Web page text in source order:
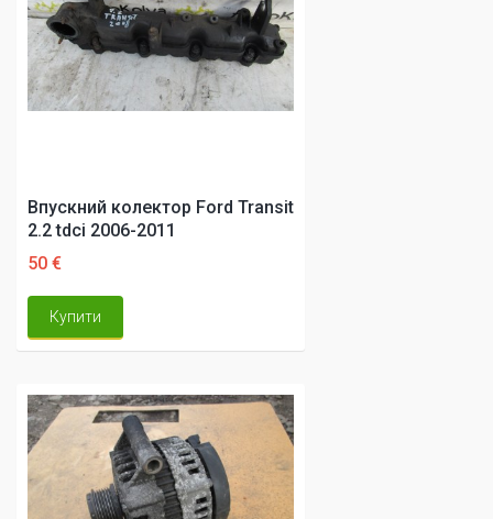
Впускний колектор Ford Transit
2.2 tdci 2006-2011
50 €
Купити